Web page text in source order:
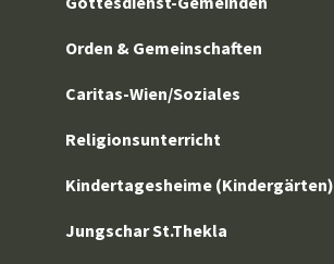
Orden & Gemeinschaften
Caritas-Wien/Soziales
Religionsunterricht
Kindertagesheime (Kindergärten)
Jungschar St.Thekla